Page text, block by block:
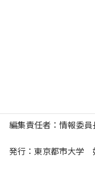
編集責任者：情報委
発行：東京都市大学